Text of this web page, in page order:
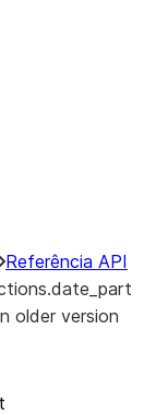
Referência API
older version